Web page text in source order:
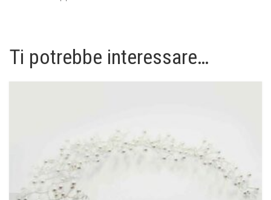
Ti potrebbe interessare…